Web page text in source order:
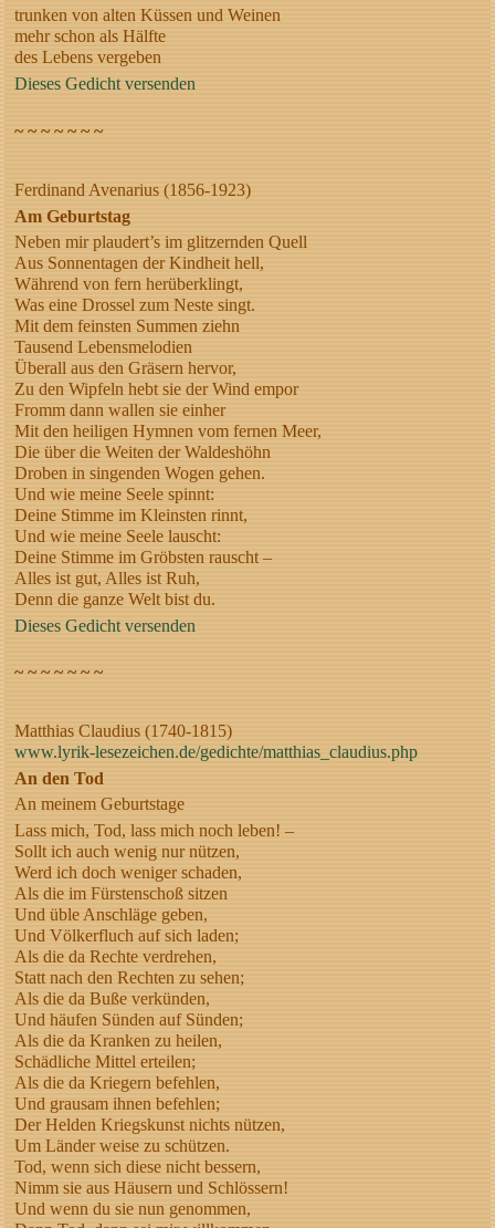
trunken von alten Küssen und Weinen
mehr schon als Hälfte
des Lebens vergeben
Dieses Gedicht versenden
~ ~ ~ ~ ~ ~ ~
Ferdinand Avenarius (1856-1923)
Am Geburtstag
Neben mir plaudert’s im glitzernden Quell
Aus Sonnentagen der Kindheit hell,
Während von fern herüberklingt,
Was eine Drossel zum Neste singt.
Mit dem feinsten Summen ziehn
Tausend Lebensmelodien
Überall aus den Gräsern hervor,
Zu den Wipfeln hebt sie der Wind empor
Fromm dann wallen sie einher
Mit den heiligen Hymnen vom fernen Meer,
Die über die Weiten der Waldeshöhn
Droben in singenden Wogen gehen.
Und wie meine Seele spinnt:
Deine Stimme im Kleinsten rinnt,
Und wie meine Seele lauscht:
Deine Stimme im Gröbsten rauscht –
Alles ist gut, Alles ist Ruh,
Denn die ganze Welt bist du.
Dieses Gedicht versenden
~ ~ ~ ~ ~ ~ ~
Matthias Claudius (1740-1815)
www.lyrik-lesezeichen.de/gedichte/matthias_claudius.php
An den Tod
An meinem Geburtstage
Lass mich, Tod, lass mich noch leben! –
Sollt ich auch wenig nur nützen,
Werd ich doch weniger schaden,
Als die im Fürstenschoß sitzen
Und üble Anschläge geben,
Und Völkerfluch auf sich laden;
Als die da Rechte verdrehen,
Statt nach den Rechten zu sehen;
Als die da Buße verkünden,
Und häufen Sünden auf Sünden;
Als die da Kranken zu heilen,
Schädliche Mittel erteilen;
Als die da Kriegern befehlen,
Und grausam ihnen befehlen;
Der Helden Kriegskunst nichts nützen,
Um Länder weise zu schützen.
Tod, wenn sich diese nicht bessern,
Nimm sie aus Häusern und Schlössern!
Und wenn du sie nun genommen,